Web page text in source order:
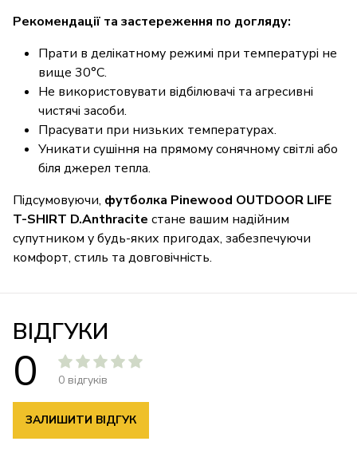
Рекомендації та застереження по догляду:
Прати в делікатному режимі при температурі не
вище 30°C.
Не використовувати відбілювачі та агресивні
чистячі засоби.
Прасувати при низьких температурах.
Уникати сушіння на прямому сонячному світлі або
біля джерел тепла.
Підсумовуючи, футболка Pinewood OUTDOOR LIFE
T-SHIRT D.Anthracite стане вашим надійним
супутником у будь-яких пригодах, забезпечуючи
комфорт, стиль та довговічність.
ВІДГУКИ
0 0 відгуків
ЗАЛИШИТИ ВІДГУК